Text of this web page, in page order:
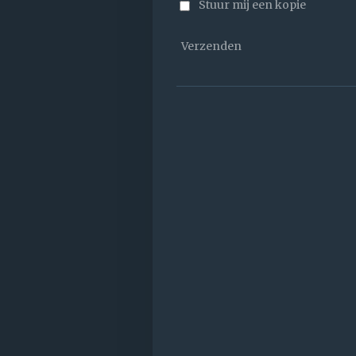
Stuur mij een kopie
Verzenden